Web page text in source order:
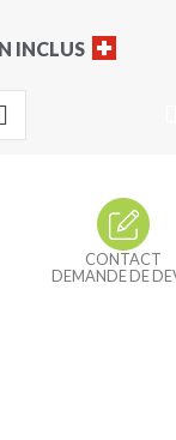
INCLUS
CONTACT
DEMANDE DE